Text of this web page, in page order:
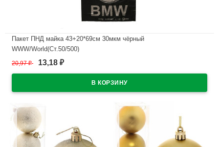
Пакет ПНД майка 43+20*69см 30мкм чёрный
WWW/World(Ст.50/500)
В наличии
20,97₽ 13,18 ₽